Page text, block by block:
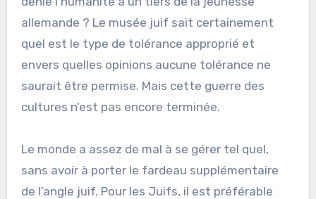
allemande ? Le musée juif sait certainement
quel est le type de tolérance approprié et
envers quelles opinions aucune tolérance ne
saurait être permise. Mais cette guerre des
cultures n’est pas encore terminée.
Le monde a assez de mal à se gérer tel quel,
sans avoir à porter le fardeau supplémentaire
de l’angle juif. Pour les Juifs, il est préférable